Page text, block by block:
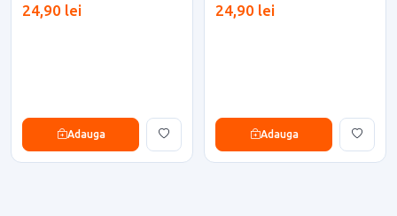
24,90 lei
Adauga
24,90 lei
Adauga